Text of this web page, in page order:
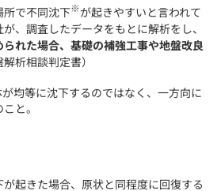
で不同沈下※が起きやすいと言われて
、調査したデータをもとに解析をし、
れた場合、基礎の補強工事や地盤改良
析相談判定書）
均等に沈下するのではなく、一方向に
と。
起きた場合、原状と同程度に回復する